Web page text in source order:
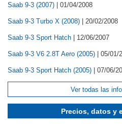
Precios, datos y
Saab 9-3 (2007) | 01/04/2008
Saab 9-3 Turbo X (2008) | 20/02/2008
Saab 9-3 Sport Hatch | 12/06/2007
Saab 9-3 V6 2.8T Aero (2005) | 05/01/
Saab 9-3 Sport Hatch (2005) | 07/06/
Ver todas las